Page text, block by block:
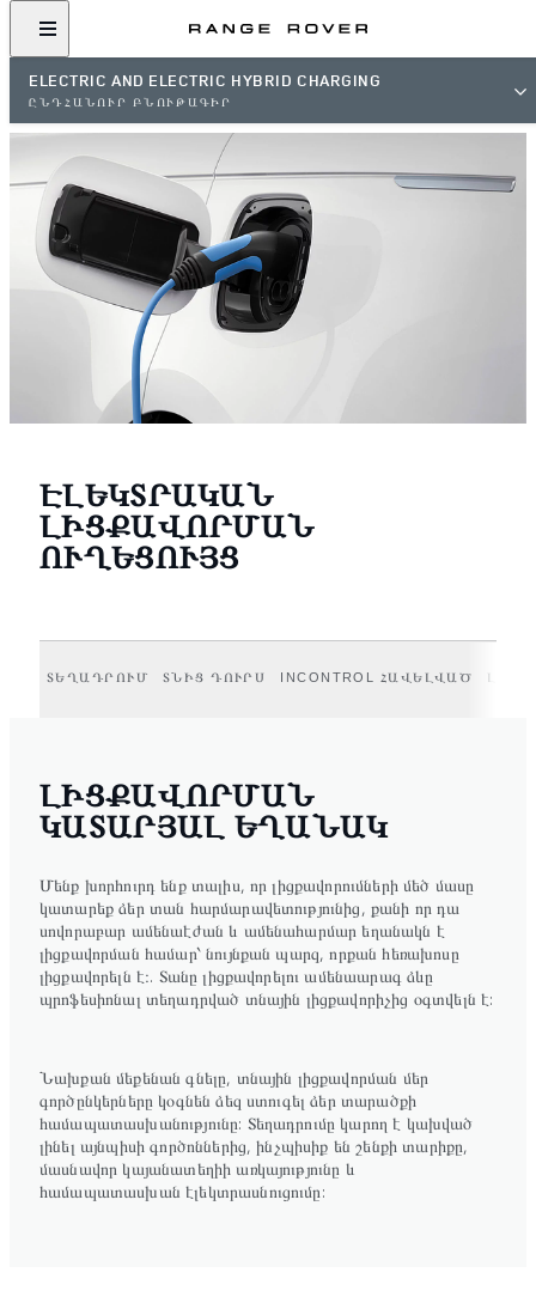
ELECTRIC AND ELECTRIC HYBRID CHARGING
ԸՆԴՀԱՆՈՒՐ ԲՆՈՒԹԱԳԻՐ
ԷԼԵԿՏՐԱԿԱՆ
ԼԻՑՔԱՎՈՐՄԱՆ
ՈՒՂԵՑՈՒՅՑ
ՏԵՂԱԴՐՈՒՄ ՏՆԻՑ ԴՈՒՐՍ INCONTROL ՀԱՎԵԼՎԱԾ
ԼԻՑՔԱՎՈՐՄԱՆ
ԿԱՏԱՐՅԱԼ ԵՂԱՆԱԿ
Մենք խորհուրդ ենք տալիս, որ լիցքավորումների մեծ մասը
կատարեք ձեր տան հարմարավետությունից, քանի որ դա
սովորաբար ամենաէժան և ամենահարմար եղանակն է
լիցքավորման համար՝ նույնքան պարզ, որքան հեռախոսը
լիցքավորելն է։. Տանը լիցքավորելու ամենաարագ ձևը
պրոֆեսիոնալ տեղադրված տնային լիցքավորիչից օգտվելն է:
Նախքան մեքենան գնելը, տնային լիցքավորման մեր
գործընկերները կօգնեն ձեզ ստուգել ձեր տարածքի
համապատասխանությունը: Տեղադրումը կարող է կախված
լինել այնպիսի գործոններից, ինչպիսիք են շենքի տարիքը,
մասնավոր կայանատեղիի առկայությունը և
համապատասխան էլեկտրասնուցումը: